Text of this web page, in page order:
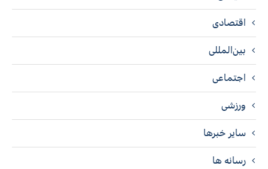
اقتصادی
بین‌المللی
اجتماعی
ورزشی
سایر خبرها
رسانه ها